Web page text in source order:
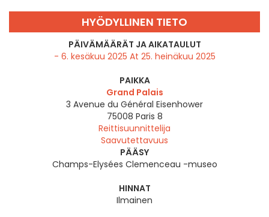
HYÖDYLLINEN TIETO
PÄIVÄMÄÄRÄT JA AIKATAULUT
- 6. kesäkuu 2025 At 25. heinäkuu 2025
PAIKKA
Grand Palais
3 Avenue du Général Eisenhower
75008 Paris 8
Reittisuunnittelija
Saavutettavuus
PÄÄSY
Champs-Elysées Clemenceau -museo
HINNAT
Ilmainen